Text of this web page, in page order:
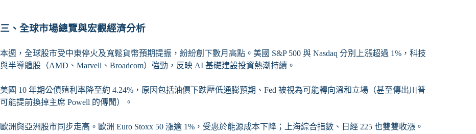
三、全球市場總覽與宏觀經濟分析
本週，全球股市受中東停火及寬鬆貨幣預期提振，紛紛創下數月高點。美國 S&P 500 與 Nasdaq 分別上漲超過 1%，科技
與半導體股（AMD、Marvell、Broadcom）強勁，反映 AI 基礎建設投資熱潮持續。
美國 10 年期公債殖利率降至約 4.24%，原因包括油價下跌壓低通膨預期、Fed 被視為可能轉向溫和立場（甚至傳出川普
可能提前換掉主席 Powell 的傳聞）。
歐洲與亞洲股市同步走高。歐洲 Euro Stoxx 50 漲逾 1%，受惠於能源成本下降；上海綜合指數、日經 225 也雙雙收漲。